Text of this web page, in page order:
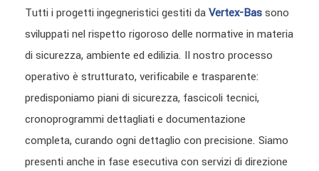
Tutti i progetti ingegneristici gestiti daVertex-Bassono
sviluppati nel rispetto rigoroso delle normative in materia
di sicurezza, ambiente ed edilizia. Il nostro processo
operativo è strutturato, verificabile e trasparente:
predisponiamo piani di sicurezza, fascicoli tecnici,
cronoprogrammi dettagliati e documentazione
completa, curando ogni dettaglio con precisione. Siamo
presenti anche in fase esecutiva con servizi di direzione